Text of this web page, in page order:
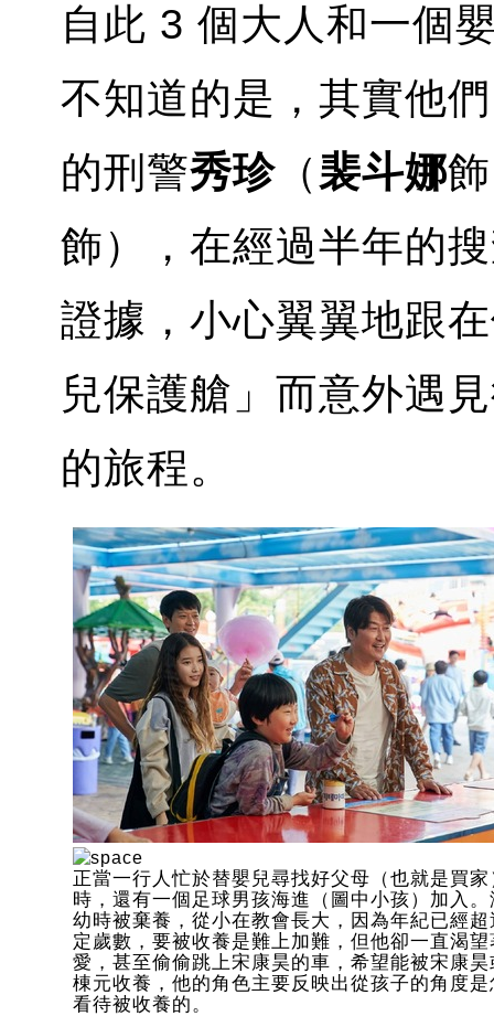
自此 3 個大人和一個
不知道的是，其實他
的刑警秀珍 （裴斗娜
飾），在經過半年的
證據，小心翼翼地跟
兒保護艙」而意外遇
的旅程。
正當一行人忙於替嬰兒尋找好父母（也就是買家
時，還有一個足球男孩海進（圖中小孩）加入。
幼時被棄養，從小在教會長大，因為年紀已經超
定歲數，要被收養是難上加難，但他卻一直渴望
愛，甚至偷偷跳上宋康昊的車，希望能被宋康昊
棟元收養，他的角色主要反映出從孩子的角度是
看待被收養的。